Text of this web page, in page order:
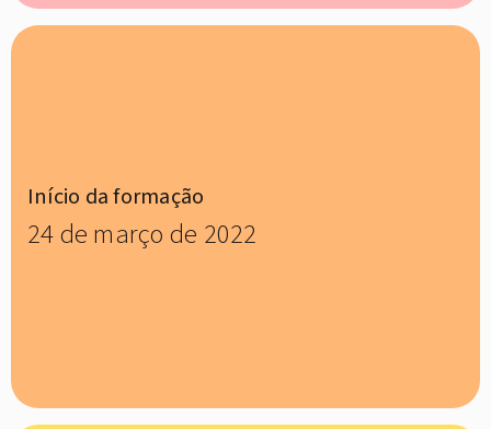
Início da formação
24 de março de 2022